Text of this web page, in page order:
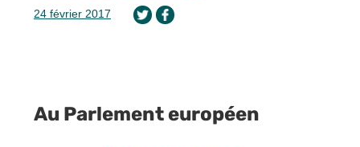
24 février 2017
Au Parlement européen